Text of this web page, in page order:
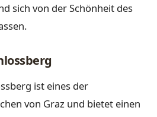
sich von der Schönheit des
ist eines der
von Graz und bietet einen